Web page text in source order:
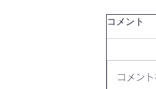
コメント
コメン